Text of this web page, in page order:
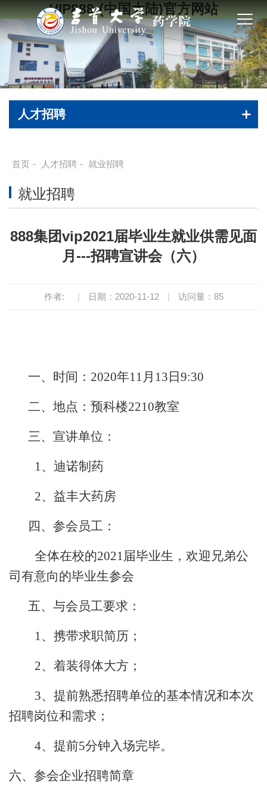
VIP888·(中国大陆)官方网站
人才招聘
首页 - 人才招聘 - 就业招聘
就业招聘
888集团vip2021届毕业生就业供需见面
月---招聘宣讲会（六）
作者: | 日期：2020-11-12 | 访问量： 85
一、时间： 2020年11月13日9:30
二、地点：预科楼2210教室
三、宣讲单位：
1、迪诺制药
2、益丰大药房
四、参会员工：
全体在校的2021届毕业生，欢迎兄弟公
司有意向的毕业生参会
五、 与会员工要求：
1、 携带求职简历；
2、 着装得体大方；
3、 提前熟悉招聘单位的基本情况和本次
招聘岗位和需求；
4、 提前5分钟入场完毕。
六、 参会企业招聘简章